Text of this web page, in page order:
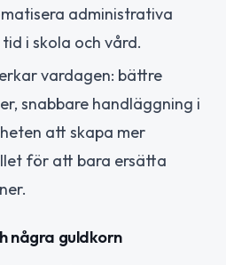
administrativa
i skola och vård.
vardagen: bättre
snabbare handläggning i
att skapa mer
för att bara ersätta
några guldkorn